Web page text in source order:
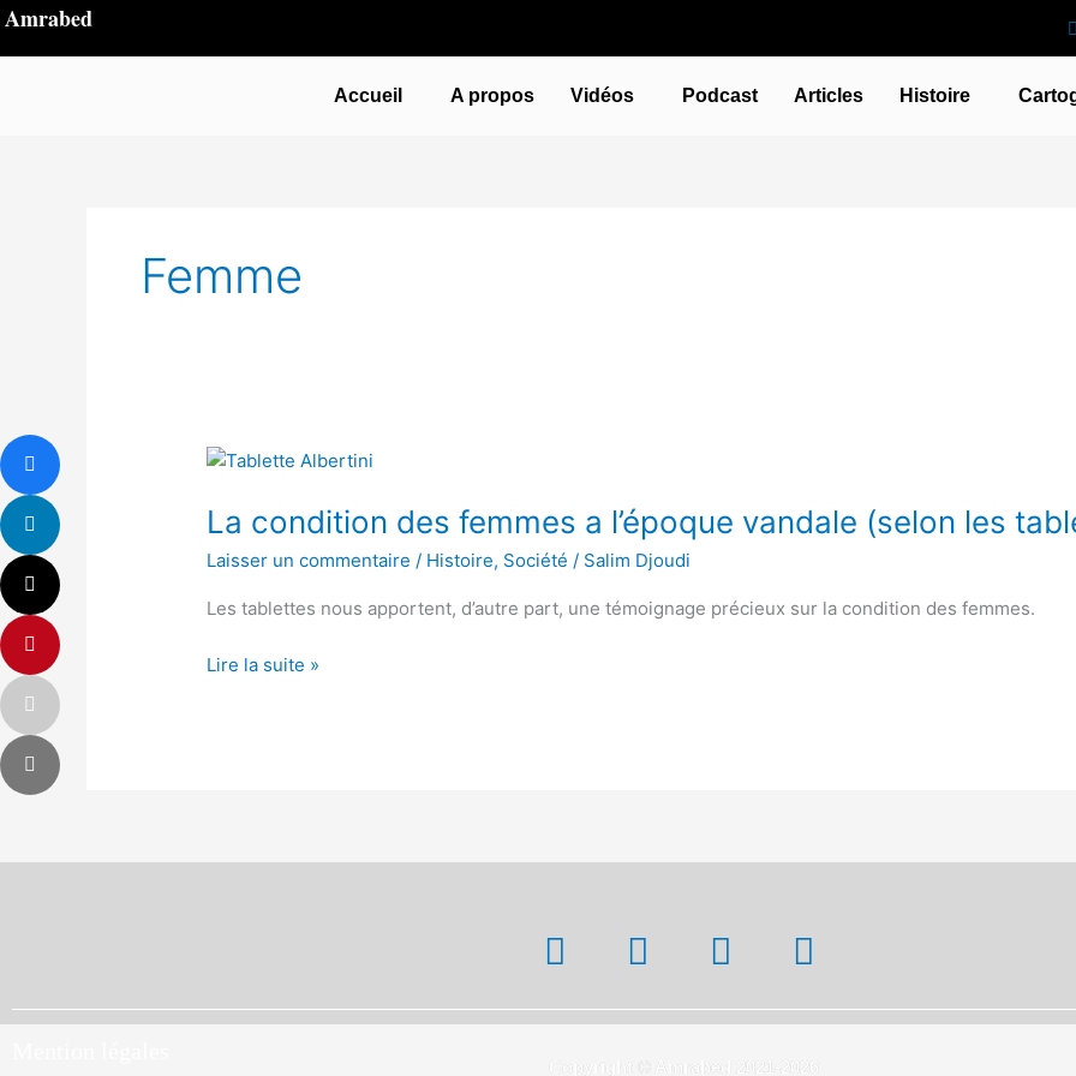
Aller
Amrabed
Accueil A propos Vidéos Podcast Articles Histoire
Femme
La condition des femmes a l’époque vandale (selon les
Laisser un commentaire / Histoire, Société / Salim Djoudi
Les tablettes nous apportent, d’autre part, une témoignage précieux sur la condition des femmes.
La
des
a
l’époque
(selon
Lire la suite »
Copyright © Amrabed 2021-2026